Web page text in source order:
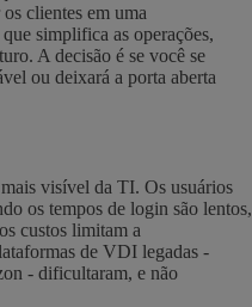
clientes em uma
simplifica as operações,
A decisão é se você se
ou deixará a porta aberta
visível da TI. Os usuários
os tempos de login são lentos,
custos limitam a
de VDI legadas -
- dificultaram, e não